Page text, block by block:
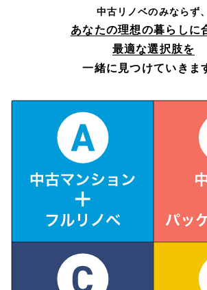
中古リノベのみならず、
あなたの理想の暮らしに
最適な選択肢を
一緒に見つけていきま